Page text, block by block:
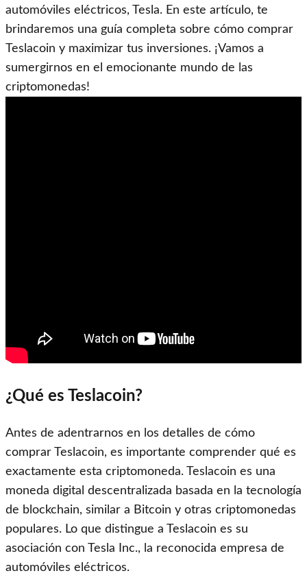
automóviles eléctricos, Tesla. En este artículo, te
brindaremos una guía completa sobre cómo comprar
Teslacoin y maximizar tus inversiones. ¡Vamos a
sumergirnos en el emocionante mundo de las
criptomonedas!
¿Qué es Teslacoin?
Antes de adentrarnos en los detalles de cómo
comprar Teslacoin, es importante comprender qué es
exactamente esta criptomoneda. Teslacoin es una
moneda digital descentralizada basada en la tecnología
de blockchain, similar a Bitcoin y otras criptomonedas
populares. Lo que distingue a Teslacoin es su
asociación con Tesla Inc., la reconocida empresa de
automóviles eléctricos.